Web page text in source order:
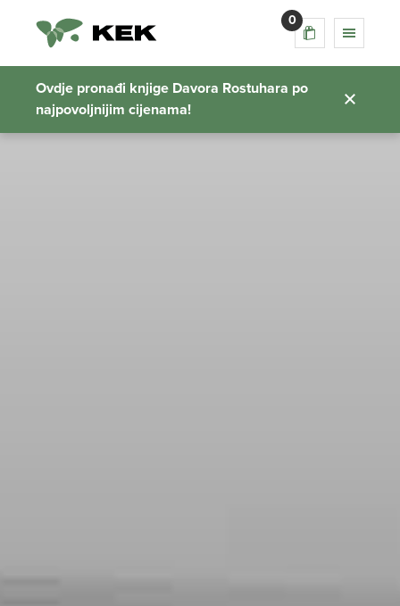
0
Ovdje pronađi knjige Davora Rostuhara po
najpovoljnijim cijenama!